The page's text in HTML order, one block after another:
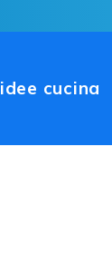
idee cucina